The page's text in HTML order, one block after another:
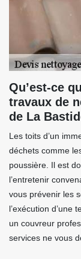
Qu’est-ce
travaux de
de La
Les toits d’un
déchets comme
poussière. Il est
l’entretenir
vous prévenir les
l’exécution d’une
un couvreur
services ne vous